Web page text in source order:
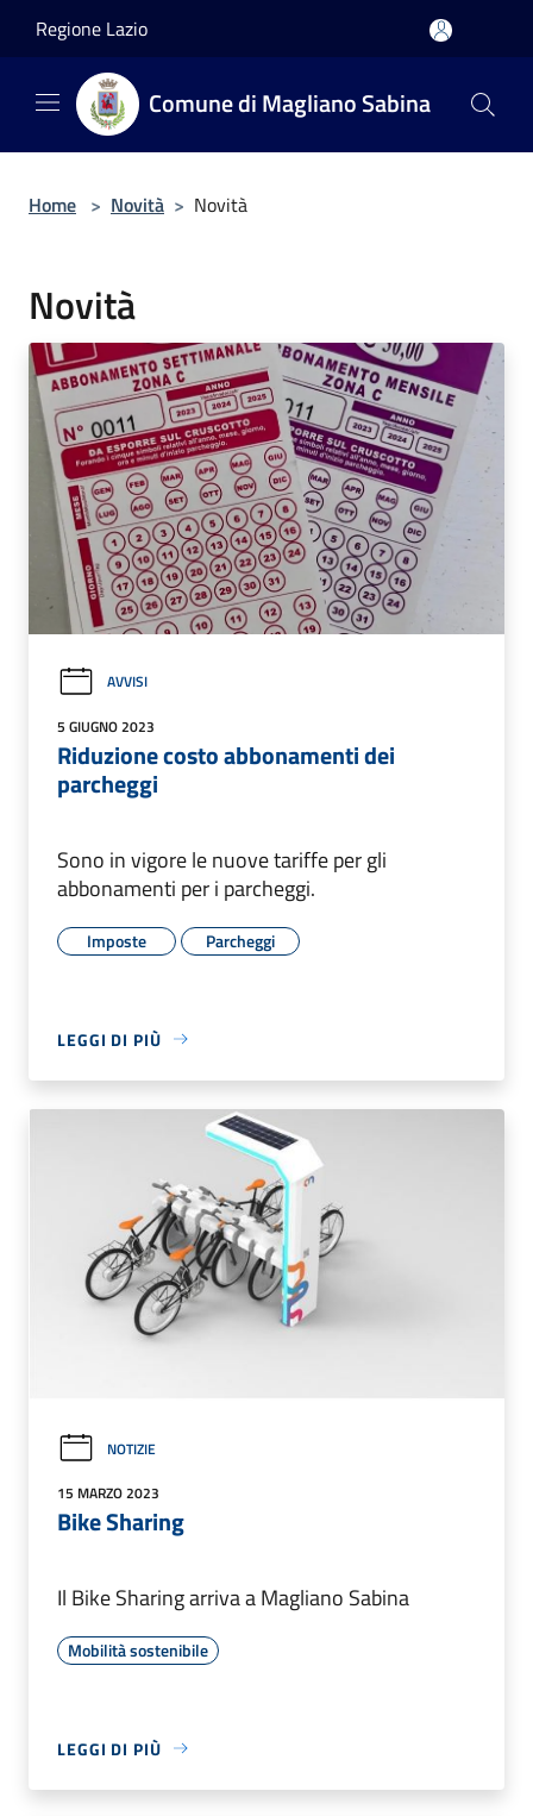
Regione Lazio
Comune di Magliano Sabina
Home > Novità > Novità
Novità
AVVISI
5 GIUGNO 2023
Riduzione costo abbonamenti dei
parcheggi
Sono in vigore le nuove tariffe per gli
abbonamenti per i parcheggi.
Imposte Parcheggi
LEGGI DI PIÙ
NOTIZIE
15 MARZO 2023
Bike Sharing
Il Bike Sharing arriva a Magliano Sabina
Mobilità sostenibile
LEGGI DI PIÙ